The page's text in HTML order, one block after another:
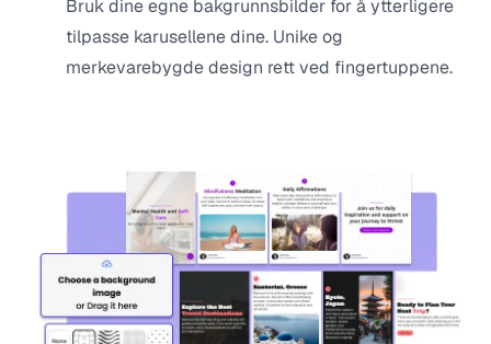
Bruk dine egne bakgrunnsbilder for å ytterligere
tilpasse karusellene dine. Unike og
merkevarebygde design rett ved fingertuppene.